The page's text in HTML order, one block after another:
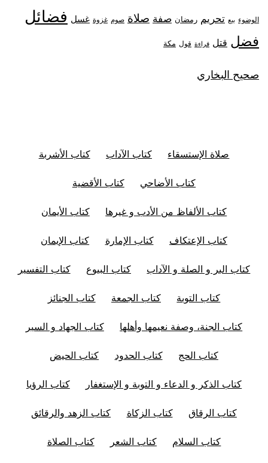
الوضوء بيع تحريم رمضان صفة صلاة صوم غزوة غسل فضائل
فضل قتل قراءة قول مكة
صحيح البخاري
صلاة الإستسقاء كتاب الآداب كتاب الأشربة
كتاب الأضاحي كتاب الأقضية
كتاب الألفاظ من الأدب و غيرها كتاب الأيمان
كتاب الإعتكاف كتاب الإمارة كتاب الإيمان
كتاب البر و الصلة و الآداب كتاب البيوع كتاب التفسير
كتاب التوبة كتاب الجمعة كتاب الجنائز
كتاب الجنة، وصفة نعيمها وأهلها كتاب الجهاد و السير
كتاب الحج كتاب الحدود كتاب الحيض
كتاب الذكر و الدعاء و التوبة و الإستغفار كتاب الرؤيا
كتاب الرقاق كتاب الزكاة كتاب الزهد والرقائق
كتاب السلام كتاب الشعر كتاب الصلاة